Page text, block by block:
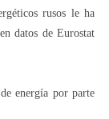
rusos le ha
datos de Eurostat
energía por parte